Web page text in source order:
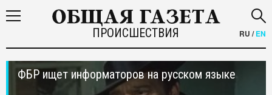
ПРОИСШЕСТВИЯ RU /EN
ФБР ищет информаторов на русском языке